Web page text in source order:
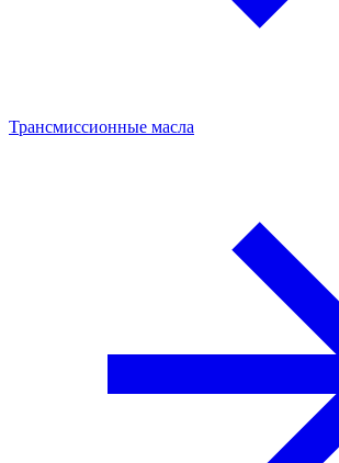
Трансмиссионные масла